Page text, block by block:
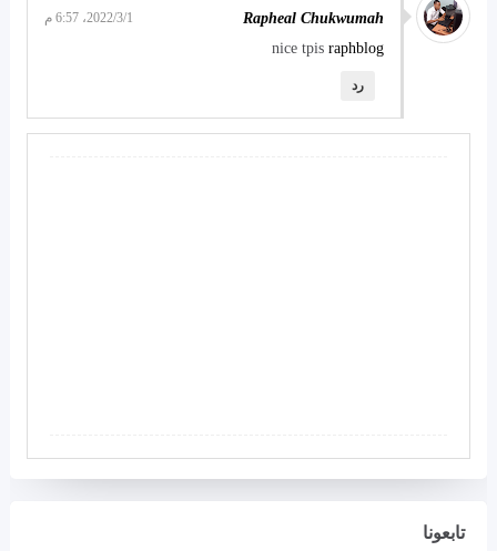
Rapheal Chukwumah 1‏/3‏/2022، 6:57 م
nice tpisraphblog
رد
تابعونا